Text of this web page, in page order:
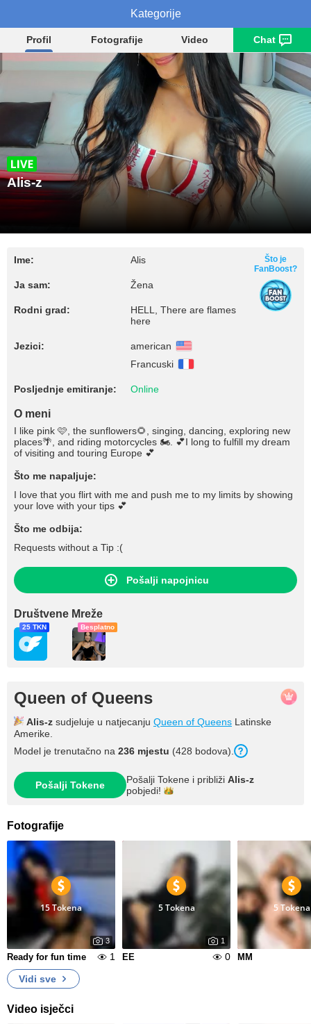
Alis-z
Profil Fotografije Video Chat
Alis-z
Ime: Alis
Ja sam: Žena
Rodni grad:
HELL, There are flames
here
Jezici:
american
Francuski
Posljednje emitiranje: Online
Što je
FanBoost?
O meni
I like pink 🩷, the sunflowers🌻, singing, dancing, exploring new
places🌴, and riding motorcycles 🏍. 💕I long to fulfill my dream
of visiting and touring Europe 💕
Što me napaljuje:
I love that you flirt with me and push me to my limits by showing
your love with your tips 💕
Što me odbija:
Requests without a Tip :(
Pošalji napojnicu
Društvene Mreže
25 TKN Besplatno
Queen of Queens
Alis-z sudjeluje u natjecanju Queen of Queens Latinske
Amerike.
Model je trenutačno na 236 mjestu (428 bodova).
Pošalji Tokene Pošalji Tokene i približi Alis-z
pobjedi!
Fotografije
15 Tokena
3
Ready for fun time 1
5 Tokena
1
EE 0
5 Tokena
MM
Vidi sve
Video isječci
Kategorije